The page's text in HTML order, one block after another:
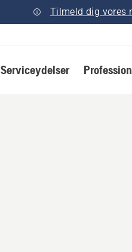
Tilmeld dig vores
Serviceydelser